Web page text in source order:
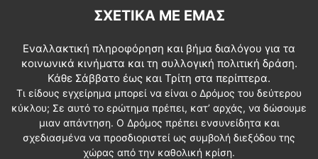
ΣΧΕΤΙΚΆ ΜΕ ΕΜΆΣ
Εναλλακτική πληροφόρηση και βήμα διαλόγου για τα
κοινωνικά κινήματα και τη συλλογική πολιτική δράση.
Κάθε Σάββατο έως και Τρίτη στα περίπτερα.
Τι είδους εγχείρημα μπορεί να είναι ο Δρόμος του δεύτερου
κύκλου; Σε αυτό το ερώτημα πρέπει, κατ’ αρχάς, να δώσουμε
μιαν απάντηση. Ο Δρόμος πρέπει ενσυνείδητα και
σχεδιασμένα να προσδιοριστεί ως συμβολή διεξόδου της
χώρας από την καθολική κρίση.